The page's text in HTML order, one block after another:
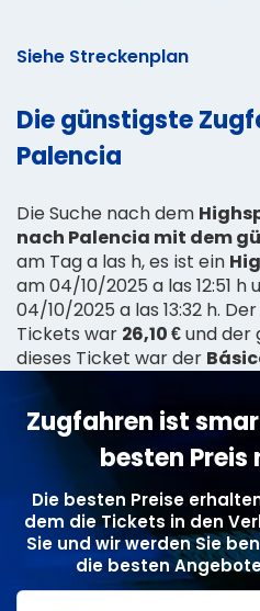
Siehe Streckenplan
Die günstigste
Palencia
Die Suche nach dem
nach Palencia mit dem
am Tag a las h, es ist ein
am 04/10/2025 a las 12:51 h
04/10/2025 a las 13:32 h.
Tickets war 26,10 €und der
dieses Ticket war der
Zugfahren ist
besten Preis
Die besten Preise
dem die Tickets in den
Sie und wir werden Sie
die besten